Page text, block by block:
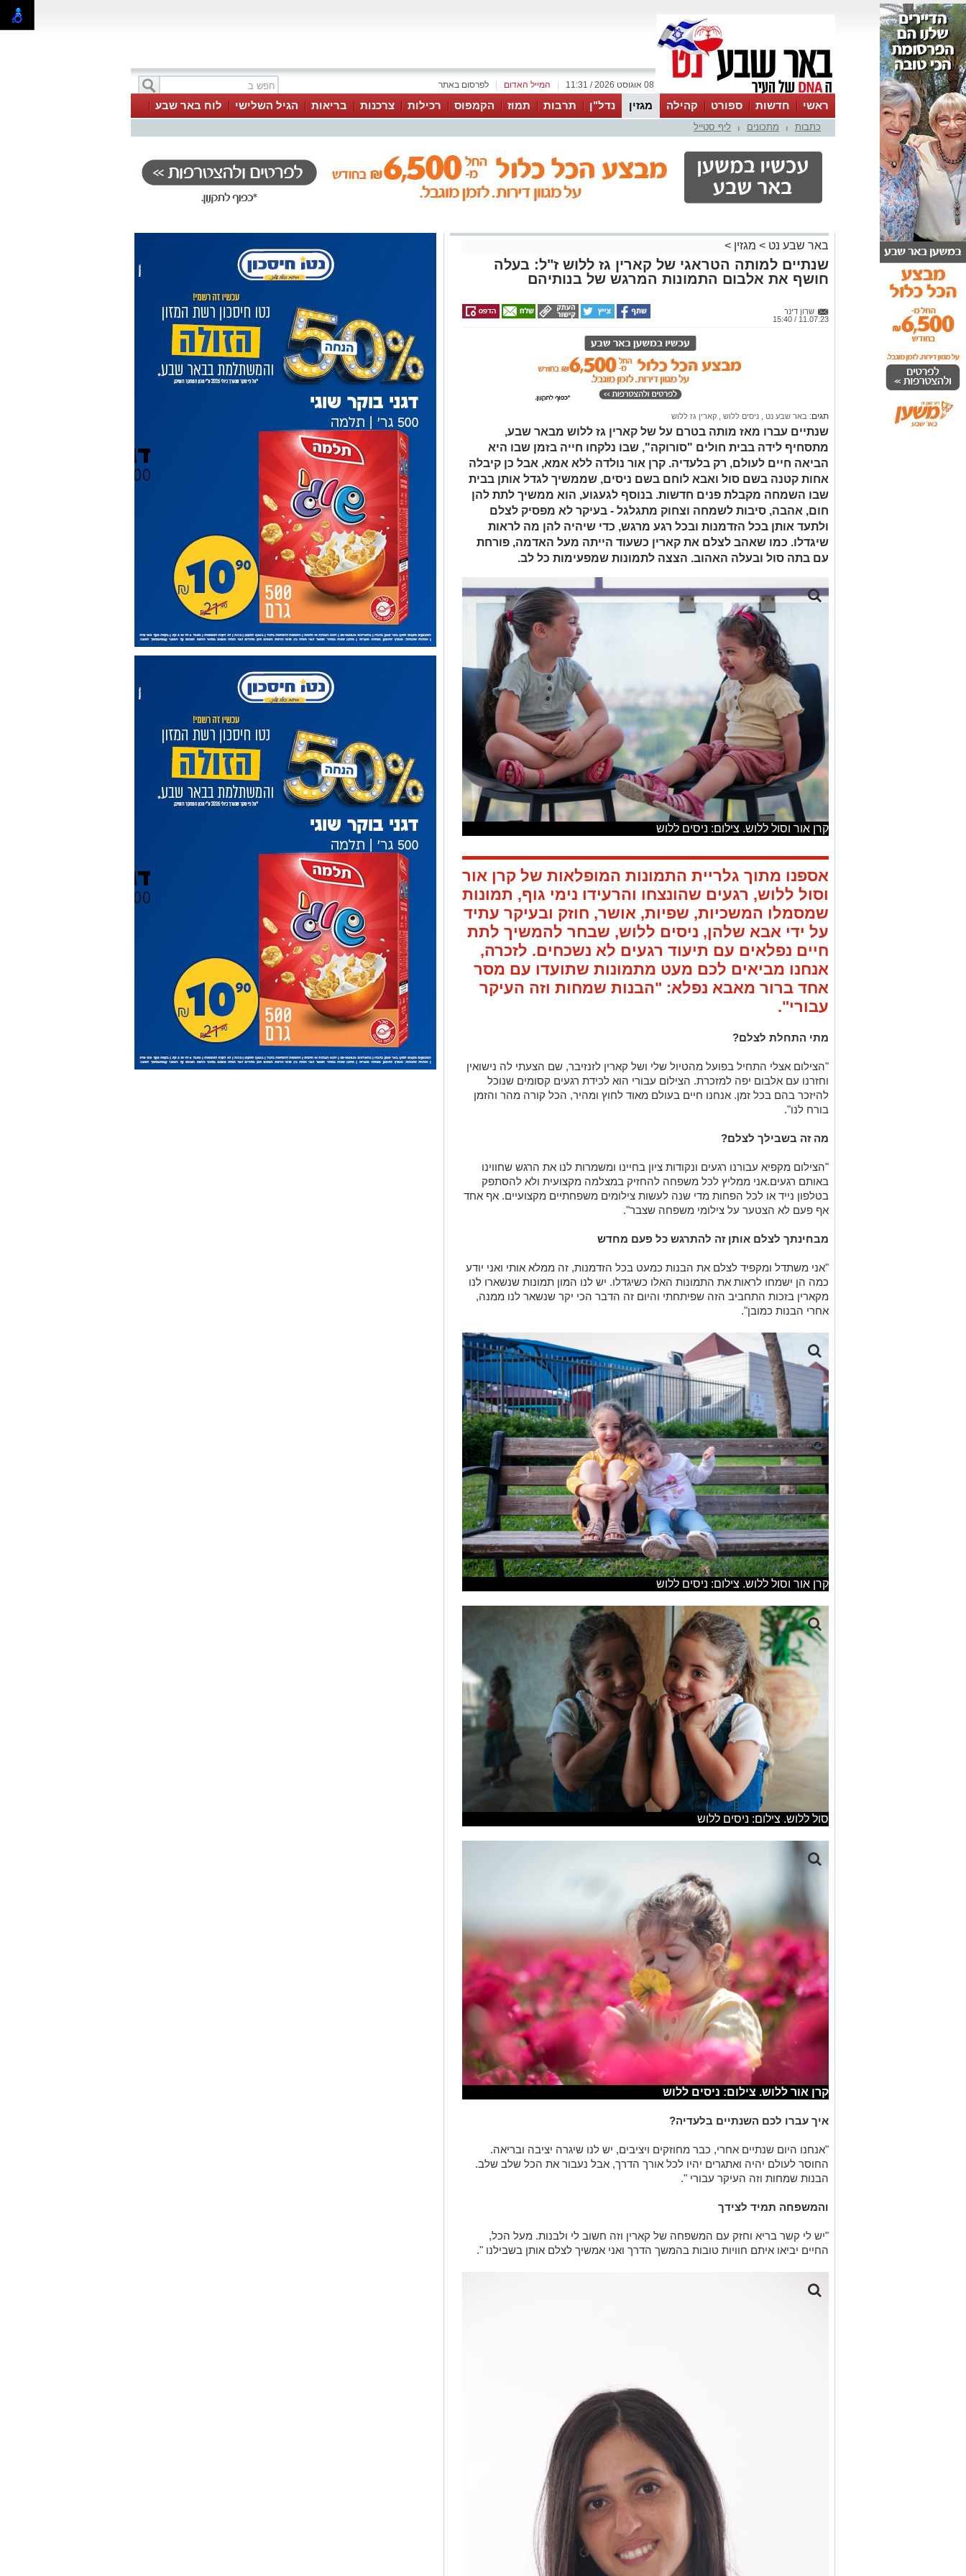
לפרסום באתר המייל האדום 08 אוגוסט 2026 / 11:31
ראשי חדשות ספורט קהילה מגזין נדל"ן תרבות תמוז הקמפוס רכילות צרכנות בריאות הגיל השלישי
לוח באר שבע
עסקים
טיפים והמלצות כתבות מתכונים ליף סטייל
באר שבע נט > מגזין >
שנתיים למותה הטראגי של קארין גז ללוש ז"ל: בעלה
חושף את אלבום התמונות המרגש של בנותיהם
שרון דינר
11.07.23 / 15:40
קארין גז ללוש
שנתיים עברו מאז מותה בטרם על של קארין גז ללוש מבאר שבע,
מתסחיף לידה בבית חולים "סורוקה", שבו נלקחו חייה בזמן שבו היא
הביאה חיים לעולם, רק בלעדיה. קרן אור נולדה ללא אמא, אבל כן קיבלה
אחות קטנה בשם סול ואבא לוחם בשם ניסים, שממשיך לגדל אותן בבית
שבו השמחה מקבלת פנים חדשות. בנוסף לגעגוע, הוא ממשיך לתת להן
חום, אהבה, סיבות לשמחה וצחוק מתגלגל - בעיקר לא מפסיק לצלם
ולתעד אותן בכל הזדמנות ובכל רגע מרגש, כדי שיהיה להן מה לראות
שיגדלו. כמו שאהב לצלם את קארין כשעוד הייתה מעל האדמה, פורחת
עם בתה סול ובעלה האהוב. הצצה לתמונות שמפעימות כל לב.
קרן אור וסול ללוש. צילום: ניסים ללוש
אספנו מתוך גלריית התמונות המופלאות של קרן אור
וסול ללוש, רגעים שהונצחו והרעידו נימי גוף, תמונות
על ידי אבא שלהן, ניסים ללוש, שבחר להמשיך לתת
חיים נפלאים עם תיעוד רגעים לא נשכחים. לזכרה,
אנחנו מביאים לכם מעט מתמונות שתועדו עם מסר
אחד ברור מאבא נפלא: "הבנות שמחות וזה העיקר
עבורי".
מתי התחלת לצלם?
"הצילום אצלי התחיל בפועל מהטיול שלי ושל קארין לזנזיבר, שם הצעתי לה נישואין
להיזכר בהם בכל זמן. אנחנו חיים בעולם מאוד לחוץ ומהיר, הכל קורה מהר והזמן
מה זה בשבילך לצלם?
"הצילום מקפיא עבורנו רגעים ונקודות ציון בחיינו ומשמרות לנו את הרגש שחווינו
בטלפון נייד או לכל הפחות מדי שנה לעשות צילומים משפחתיים מקצועיים. אף אחד
אף פעם לא הצטער על צילומי משפחה שצבר".
מבחינתך לצלם אותן זה להתרגש כל פעם מחדש
"אני משתדל ומקפיד לצלם את הבנות כמעט בכל הזדמנות, זה ממלא אותי ואני יודע
כמה הן ישמחו לראות את התמונות האלו כשיגדלו. יש לנו המון תמונות שנשארו לנו
מקארין בזכות התחביב הזה שפיתחתי והיום זה הדבר הכי יקר שנשאר לנו ממנה,
אחרי הבנות כמובן".
קרן אור וסול ללוש. צילום: ניסים ללוש
סול ללוש. צילום: ניסים ללוש
קרן אור ללוש. צילום: ניסים ללוש
איך עברו לכם השנתיים בלעדיה?
"אנחנו היום שנתיים אחרי, כבר מחוזקים ויציבים, יש לנו שיגרה יציבה ובריאה.
החוסר לעולם יהיה ואתגרים יהיו לכל אורך הדרך, אבל נעבור את הכל שלב שלב.
הבנות שמחות וזה העיקר עבורי ".
והמשפחה תמיד לצידך
"יש לי קשר בריא וחזק עם המשפחה של קארין וזה חשוב לי ולבנות. מעל הכל,
החיים יביאו איתם חוויות טובות בהמשך הדרך ואני אמשיך לצלם אותן בשבילנו ".